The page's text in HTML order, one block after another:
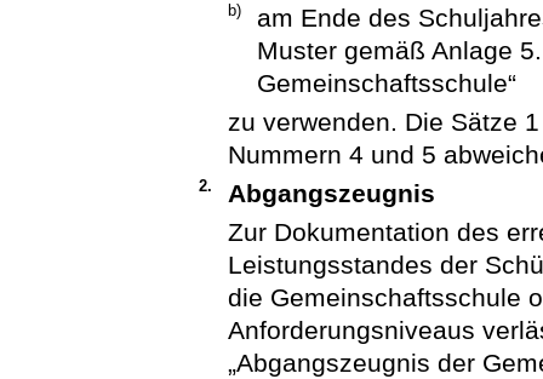
b)
am Ende des
Muster gemäß Anlage
Gemeinschaftsschule“
zu verwenden. Die Sätze
Nummern 4 und 5
2.
Abgangszeugnis
Zur Dokumentation des
Leistungsstandes der
die Gemeinschaftsschule
Anforderungsniveaus
„Abgangszeugnis der